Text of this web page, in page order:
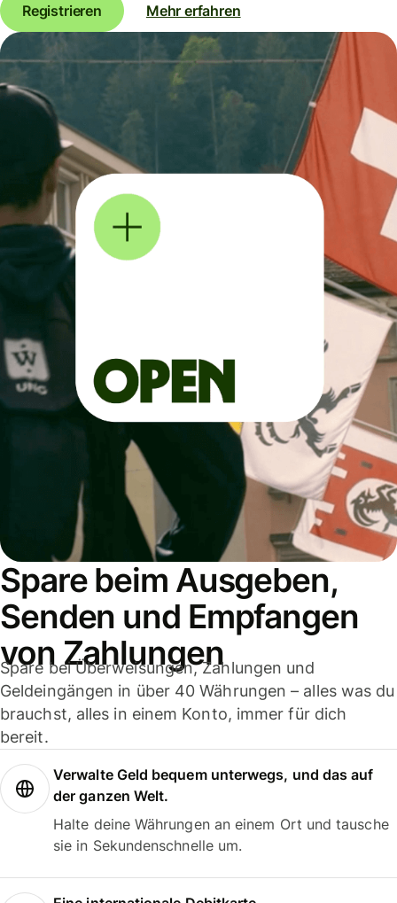
Registrieren Mehr erfahren
Spare beim Ausgeben,
Senden und Empfangen
von Zahlungen
Spare bei Überweisungen, Zahlungen und
Geldeingängen in über 40 Währungen – alles was du
brauchst, alles in einem Konto, immer für dich
bereit.
Verwalte Geld bequem unterwegs, und das auf
der ganzen Welt.
Halte deine Währungen an einem Ort und tausche
sie in Sekundenschnelle um.